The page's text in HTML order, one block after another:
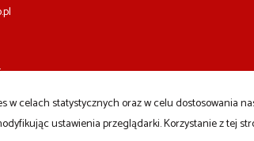
notatnik Kontakt
w celach statystycznych oraz w celu dostosowania
ustawienia przeglądarki. Korzystanie z tej